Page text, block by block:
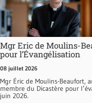
Mgr Eric de Moulins-
pour l’Évangélisation
08 juillet 2026
Mgr Éric de Moulins-Beaufort,
membre du Dicastère pour
juin 2026.